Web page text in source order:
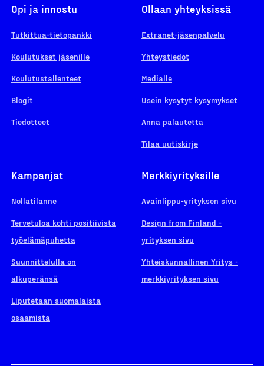
Opi ja innostu
Tutkittua-tietopankki
Koulutukset jäsenille
Koulutustallenteet
Blogit
Tiedotteet
Ollaan yhteyksissä
Extranet-jäsenpalvelu
Yhteystiedot
Medialle
Usein kysytyt kysymykset
Anna palautetta
Tilaa uutiskirje
Kampanjat
Nollatilanne
Tervetuloa kohti positiivista
työelämäpuhetta
Suunnittelulla on
alkuperänsä
Liputetaan suomalaista
osaamista
Merkkiyrityksille
Avainlippu-yrityksen sivu
Design from Finland -
yrityksen sivu
Yhteiskunnallinen Yritys -
merkkiyrityksen sivu